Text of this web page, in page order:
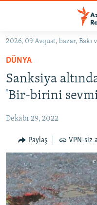
Əsas
qayıt
Əsas
naviqasiyaya
qayıt
Axtarışa
#İZAHLA
KORRUPSIOMETR
FƏRQƏ BAX
QANUNI DOĞRU
ARAŞDIRMA
MULTIMEDIA
VIDEO
RADIO ARXIV
2026, 09 Avqust, bazar, Bakı
DÜNYA
Sanksiya
'Bir-birini
Dekabr 29, 2022
Paylaş VPN-siz